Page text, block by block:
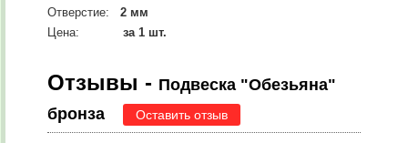
Отверстие: 2 мм
Цена:
за 1 шт.
Отзывы - Подвеска "Обезьяна"
бронза
Оставить отзыв